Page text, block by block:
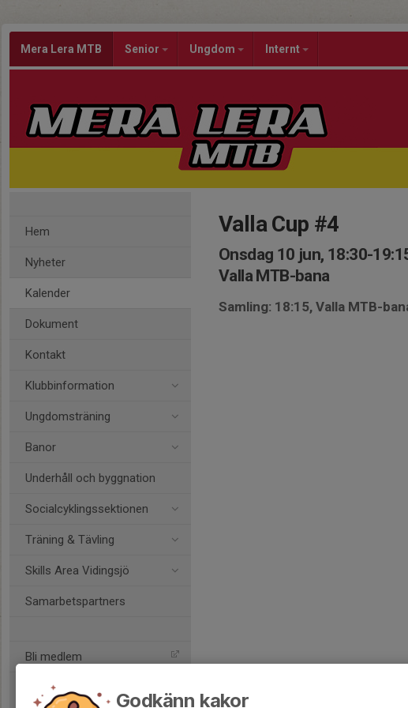
Mera Lera MTB Senior Ungdom Internt
Hem
Nyheter
Kalender
Dokument
Kontakt
Klubbinformation
Ungdomsträning
Banor
Underhåll och byggnation
Socialcyklingssektionen
Träning & Tävling
Skills Area Vidingsjö
Samarbetspartners
Bli medlem
Valla Cup #4
Onsdag 10 jun, 18:30-
Valla MTB-bana
Samling: 18:15, Valla MTB-
Godkänn kakor